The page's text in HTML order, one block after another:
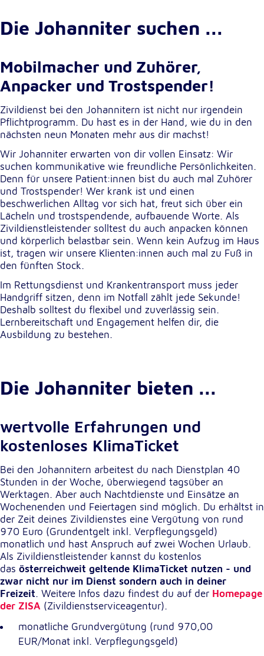
Die Johanniter suchen ...
Mobilmacher und Zuhörer,
Anpacker und Trostspender!
Zivildienst bei den Johannitern ist nicht nur irgendein
Pflichtprogramm. Du hast es in der Hand, wie du in den
nächsten neun Monaten mehr aus dir machst!
Wir Johanniter erwarten von dir vollen Einsatz: Wir
suchen kommunikative wie freundliche Persönlichkeiten.
Denn für unsere Patient:innen bist du auch mal Zuhörer
und Trostspender! Wer krank ist und einen
beschwerlichen Alltag vor sich hat, freut sich über ein
Lächeln und trostspendende, aufbauende Worte. Als
Zivildienstleistender solltest du auch anpacken können
und körperlich belastbar sein. Wenn kein Aufzug im Haus
ist, tragen wir unsere Klienten:innen auch mal zu Fuß in
den fünften Stock.
Im Rettungsdienst und Krankentransport muss jeder
Handgriff sitzen, denn im Notfall zählt jede Sekunde!
Deshalb solltest du flexibel und zuverlässig sein.
Lernbereitschaft und Engagement helfen dir, die
Ausbildung zu bestehen.
Die Johanniter bieten ...
wertvolle Erfahrungen und
kostenloses KlimaTicket
Bei den Johannitern arbeitest du nach Dienstplan 40
Stunden in der Woche, überwiegend tagsüber an
Werktagen. Aber auch Nachtdienste und Einsätze an
Wochenenden und Feiertagen sind möglich. Du erhältst in
der Zeit deines Zivildienstes eine Vergütung von rund
970 Euro (Grundentgelt inkl. Verpflegungsgeld)
monatlich und hast Anspruch auf zwei Wochen Urlaub.
Als Zivildienstleistender kannst du kostenlos
das österreichweit geltende KlimaTicket nutzen - und
zwar nicht nur im Dienst sondern auch in deiner
Freizeit. Weitere Infos dazu findest du auf der Homepage
der ZISA (Zivildienstserviceagentur).
monatliche Grundvergütung (rund 970,00
EUR/Monat inkl. Verpflegungsgeld)
Cookie Laufzeit:
1 Jahr
Einverständnis-Cookie
Name:
Zweck:
Dieser Cookie speichert die ausgewählten
Einverständnis-Optionen des Benutzers
Cookie Laufzeit:
1 Jahr
Statistik
Statistik Cookies erfassen Informationen anonym.
Diese Informationen helfen uns zu verstehen, wie
unsere Besucher unsere Website nutzen.
Google Analytics
Name:
_ga, _gid, _gac_gb_
Zweck:
Cookie Laufzeit:
24 Stunden - 2 Jahre
Google Tag Manager
Anbieter:
Google LLC
Externe Dienste
Um Inhalte von Videoplattformen und
Kartendiensten anzeigen zu können, werden von
diesen externen Diensten Cookies gesetzt.
YouTube